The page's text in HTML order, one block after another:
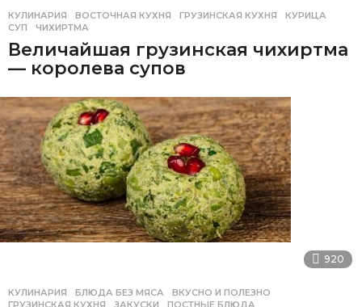
КУЛИНАРИЯ ВОСТОЧНАЯ КУХНЯ ,ГРУЗИНСКАЯ КУХНЯ ,КУРИЦА
СУП
,ЧИХИРТМА
Величайшая грузинская чихиртма
— королева супов
920
КУЛИНАРИЯ БЛЮДА БЕЗ МЯСА ,ВКУСНО И ПОЛЕЗНО